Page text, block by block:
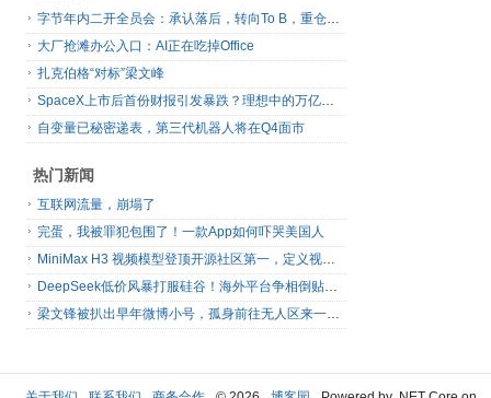
大厂抢滩办公入口：AI正在吃掉Office
扎克伯格“对标”梁文峰
自变量已秘密递表，第三代机器人将在Q4面市
热门新闻
互联网流量，崩塌了
完蛋，我被罪犯包围了！一款App如何吓哭美国人